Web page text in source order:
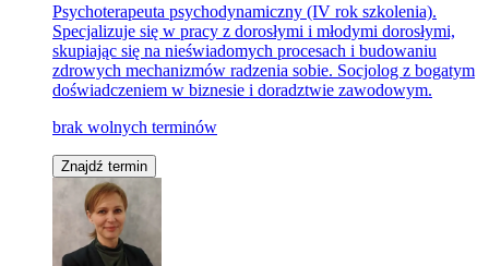
Psychoterapeuta psychodynamiczny (IV rok szkolenia).
Specjalizuje się w pracy z dorosłymi i młodymi dorosłymi,
skupiając się na nieświadomych procesach i budowaniu
zdrowych mechanizmów radzenia sobie. Socjolog z bogatym
doświadczeniem w biznesie i doradztwie zawodowym.
brak wolnych terminów
Znajdź termin